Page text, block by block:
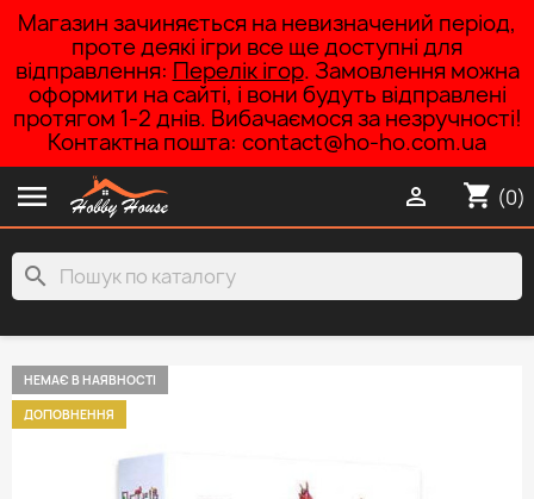
Магазин зачиняється на невизначений період,
проте деякі ігри все ще доступні для
відправлення: Перелік ігор. Замовлення можна
оформити на сайті, і вони будуть відправлені
протягом 1-2 днів. Вибачаємося за незручності!
Контактна пошта: contact@ho-ho.com.ua
 shopping_cart (0)

search
НЕМАЄ В НАЯВНОСТІ
ДОПОВНЕННЯ